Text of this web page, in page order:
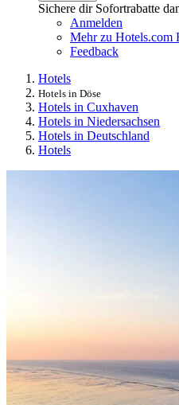
Sichere dir Sofortrabatte
Anmelden
Mehr zu Hotels.com
Feedback
Hotels
Hotels in Döse
Hotels in Cuxhaven
Hotels in Niedersachsen
Hotels in Deutschland
Hotels